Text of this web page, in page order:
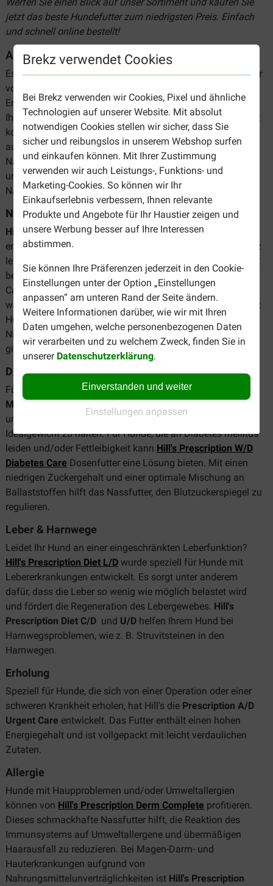
Brekz verwendet Cookies
Bei Brekz verwenden wir Cookies, Pixel und ähnliche
Technologien auf unserer Website. Mit absolut
notwendigen Cookies stellen wir sicher, dass Sie
sicher und reibungslos in unserem Webshop surfen
und einkaufen können. Mit Ihrer Zustimmung
verwenden wir auch Leistungs-, Funktions- und
Marketing-Cookies. So können wir Ihr
Einkaufserlebnis verbessern, Ihnen relevante
Produkte und Angebote für Ihr Haustier zeigen und
unsere Werbung besser auf Ihre Interessen
abstimmen.
Sie können Ihre Präferenzen jederzeit in den Cookie-
Einstellungen unter der Option „Einstellungen
anpassen“ am unteren Rand der Seite ändern.
Weitere Informationen darüber, wie wir mit Ihren
Daten umgehen, welche personenbezogenen Daten
wir verarbeiten und zu welchem Zweck, finden Sie in
unserer Datenschutzerklärung.
Einverstanden und weiter
Einstellungen anpassen
jetzt das beste Hundefutter zum niedrigsten Preis. Einfach
und schnell online bestellt!
Auswahl Hill's Prescription Diet Nassfutter Hund
Es gibt verschiedene Erkrankungen, bei denen das Diätfutter
von Hill's Abhilfe verschaffen kann. Um die spezifischen
Ernährungsbedürfnisse und die richtige Behandlung für
Ihren Hund zu erkennen, sollten Sie unbedingt Ihren Tierarzt
konsultieren. Wir empfehlen Ihnen daher, dieses Futter nur
auf Anraten eines Tierarztes an Ihren Hund zu füttern.
Nachfolgend finden Sie einen kurzen Überblick über unser
umfangreiches Sortiment an Hill's Prescription Diet
Nassfutter für Hunde.
Nieren
Hill's Prescription Diet K/D Nassfutterwurde für Hunde
entwickelt, die an chronischer oder akuter Niereninsuffizienz
leiden. Dieses Futter unterstützt die Nierenfunktion und hilft
beispielsweise, urämische Episoden zu vermindern. Kidney
Care Nassfutter gibt es in verschiedenen Varianten. Für den
wählerischen Vierbeiner gibt es zum Beispiel ein Ragout mit
Hühnchen und Gemüse. Für Hunde, die neben
Nierenproblemen auch unter Gelenkerkrankungen leiden,
gibt es K/D+Mobility.
Diabetes & Übergewicht
Für übergewichtige Hunde gibt esHill's Prescription Diet
Metabolic Weight Management. Dieses Hundefutter
unterstützt die Gewichtsabnahme an und hilft, ein
Idealgewicht zu halten. Für Hunde, die an Diabetes mellitus
leiden und/oder Fettleibigkeit kann Hill's Prescription W/D
Diabetes Care Dosenfutter eine Lösung bieten. Mit einen
niedrigen Zuckergehalt und einer optimale Mischung an
Ballaststoffen hilft das Nassfutter, den Blutzuckerspiegel zu
regulieren.
Leber & Harnwege
Leidet Ihr Hund an einer eingeschränkten Leberfunktion?
Hill's Prescription Diet L/D wurde speziell für Hunde mit
Lebererkrankungen entwickelt. Es sorgt unter anderem
dafür, dass die Leber so wenig wie möglich belastet wird
und fördert die Regeneration des Lebergewebes. Hill's
Prescription Diet C/D und U/D helfen Ihrem Hund bei
Harnwegsproblemen, wie z. B. Struvitsteinen in den
Harnwegen.
Erholung
Speziell für Hunde, die sich von einer Operation oder einer
schweren Krankheit erholen, hat Hill's die Prescription A/D
Urgent Care entwickelt. Das Futter enthält einen hohen
Energiegehalt und ist vollgepackt mit leicht verdaulichen
Zutaten.
Allergie
Hunde mit Haupproblemen und/oder Umweltallergien
können von Hill's Prescription Derm Complete profitieren.
Dieses schmackhafte Nassfutter hilft, die Reaktion des
Immunsystems auf Umweltallergene und übermäßigen
Haarausfall zu reduzieren. Bei Magen-Darm- und
Hauterkrankungen aufgrund von
Nahrungsmittelunverträglichkeiten ist Hill's Prescription